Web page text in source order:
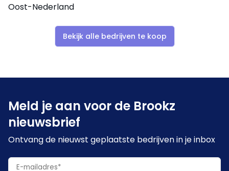
Oost-Nederland
Bekijk alle bedrijven te koop
Meld je aan voor de Brookz
nieuwsbrief
Ontvang de nieuwst geplaatste bedrijven in je inbox